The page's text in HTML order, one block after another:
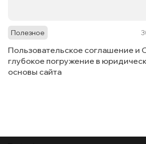
Полезное
Пользовательское соглашение и
глубокое погружение в
основы сайта